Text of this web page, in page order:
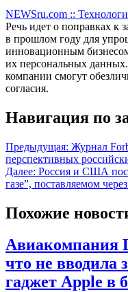
NEWSru.com ::
Речь идет о поправках к
в прошлом году для
инновационным
их персональных
компании смогут
согласия.
Навигация по
Предыдущая: Журнал
перспективных
Далее: Россия и США
газе”, поставляемом
Похожие
Авиакомпания
что не вводила
гаджет Apple в